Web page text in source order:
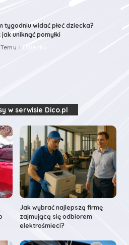
tygodniu widać płeć dziecka?
uniknąć pomyłki
w serwisie Dico.pl
Jak wybrać najlepszą firmę
zajmującą się odbiorem
elektrośmieci?